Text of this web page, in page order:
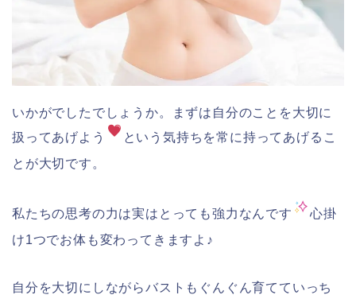
いかがでしたでしょうか。まずは自分のことを大切に
扱ってあげよう
という気持ちを常に持ってあげるこ
とが大切です。
私たちの思考の力は実はとっても強力なんです
心掛
け1つでお体も変わってきますよ♪
自分を大切にしながらバストもぐんぐん育てていっち